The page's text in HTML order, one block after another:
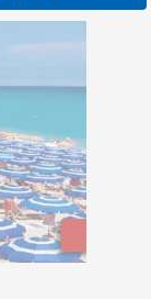
Mehr info